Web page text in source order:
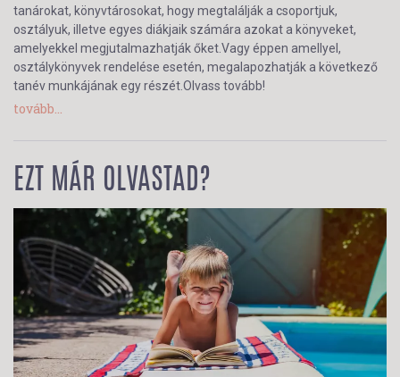
tanárokat, könyvtárosokat, hogy megtalálják a csoportjuk,
osztályuk, illetve egyes diákjaik számára azokat a könyveket,
amelyekkel megjutalmazhatják őket.Vagy éppen amellyel,
osztálykönyvek rendelése esetén, megalapozhatják a következő
tanév munkájának egy részét.Olvass tovább!
tovább...
EZT MÁR OLVASTAD?